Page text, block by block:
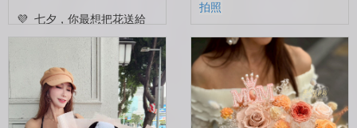
💜 七夕，你最想把花送給
誰？ 是陪你走過每一天的
另一半，是一直默默支持你
的家人，還是那個努力生活
的自己？ 花，不一定要等
到特別的人才能收到。...
拍照
💜 有些祝福，用一束花剛剛
好 💜 最近開始看到很多人
在拍照📷 穿著學士服、抱著
花束，笑著紀錄這段重要的
時光🤍 一路走到現在，一
定有很多不容易。 熬過考